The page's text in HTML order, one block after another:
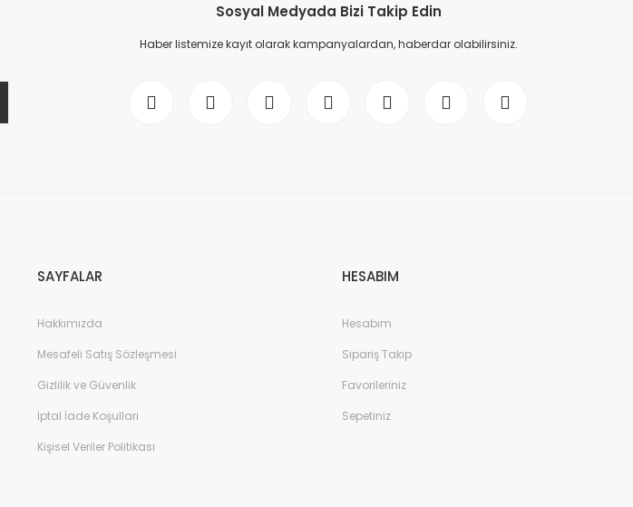
Sosyal Medyada Bizi Takip Edin
Haber listemize kayıt olarak kampanyalardan, haberdar olabilirsiniz.
SAYFALAR
Hakkımızda
Mesafeli Satış Sözleşmesi
Gizlilik ve Güvenlik
İptal İade Koşullari
Kişisel Veriler Politikası
HESABIM
Hesabım
Sipariş Takip
Favorileriniz
Sepetiniz